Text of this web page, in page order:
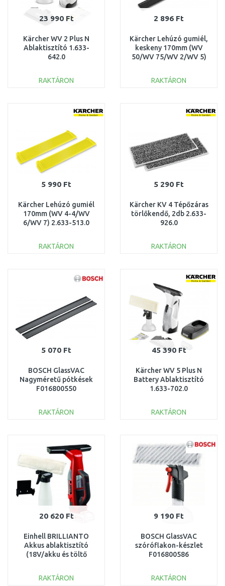
23 990 Ft
Kärcher WV 2 Plus N
Ablaktisztító 1.633-
642.0
RAKTÁRON
Összehasonlítás
2 896 Ft
Kärcher Lehúzó gumiél,
keskeny 170mm (WV
50/WV 75/WV 2/WV 5)
RAKTÁRON
Összehasonlítás
5 990 Ft
Kärcher Lehúzó gumiél
170mm (WV 4-4/WV
6/WV 7) 2.633-513.0
RAKTÁRON
Összehasonlítás
5 290 Ft
Kärcher KV 4 Tépőzáras
törlőkendő, 2db 2.633-
926.0
RAKTÁRON
Összehasonlítás
5 070 Ft
BOSCH GlassVAC
Nagyméretű pótkések
F016800550
RAKTÁRON
45 390 Ft
Kärcher WV 5 Plus N
Battery Ablaktisztító
1.633-702.0
RAKTÁRON
Összehasonlítás
20 620 Ft
Einhell BRILLIANTO
Akkus ablaktisztító
(18V/akku és töltő
RAKTÁRON
9 190 Ft
BOSCH GlassVAC
szóróflakon-készlet
F016800586
RAKTÁRON